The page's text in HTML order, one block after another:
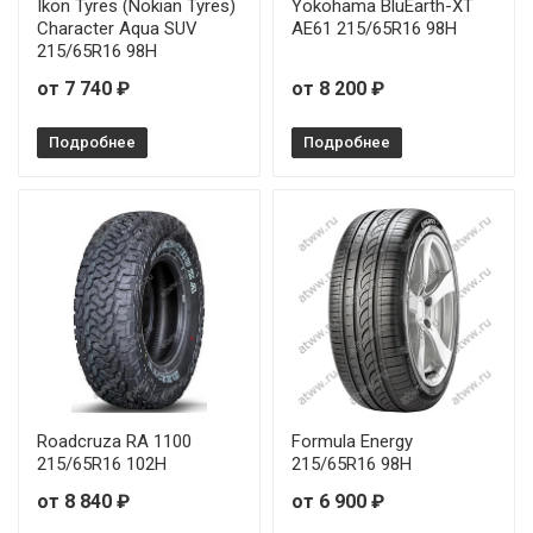
Zelda Surate HP 195/65R15 91V
Zelda Surate HP 205/55R16 91V
Zelda Surate HP 205/60R16 96V
Ikon Tyres (Nokian Tyres)
Character Aqua SUV
215/65R16 98H
от 7 740 ₽
Подробнее
Yokohama BluEarth-XT
AE61 215/65R16 98H
от 8 200 ₽
Подробнее
Roadcruza RA 1100
215/65R16 102H
от 8 840 ₽
Formula Energy
215/65R16 98H
от 6 900 ₽